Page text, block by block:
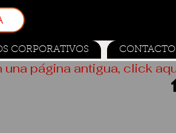
CORPORATIVOS CONTACTO